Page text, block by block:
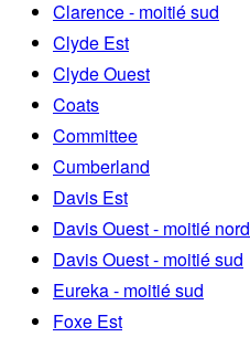
Clarence - moitié sud
Clyde Est
Clyde Ouest
Coats
Committee
Cumberland
Davis Est
Davis Ouest - moitié nord
Davis Ouest - moitié sud
Eureka - moitié sud
Foxe Est